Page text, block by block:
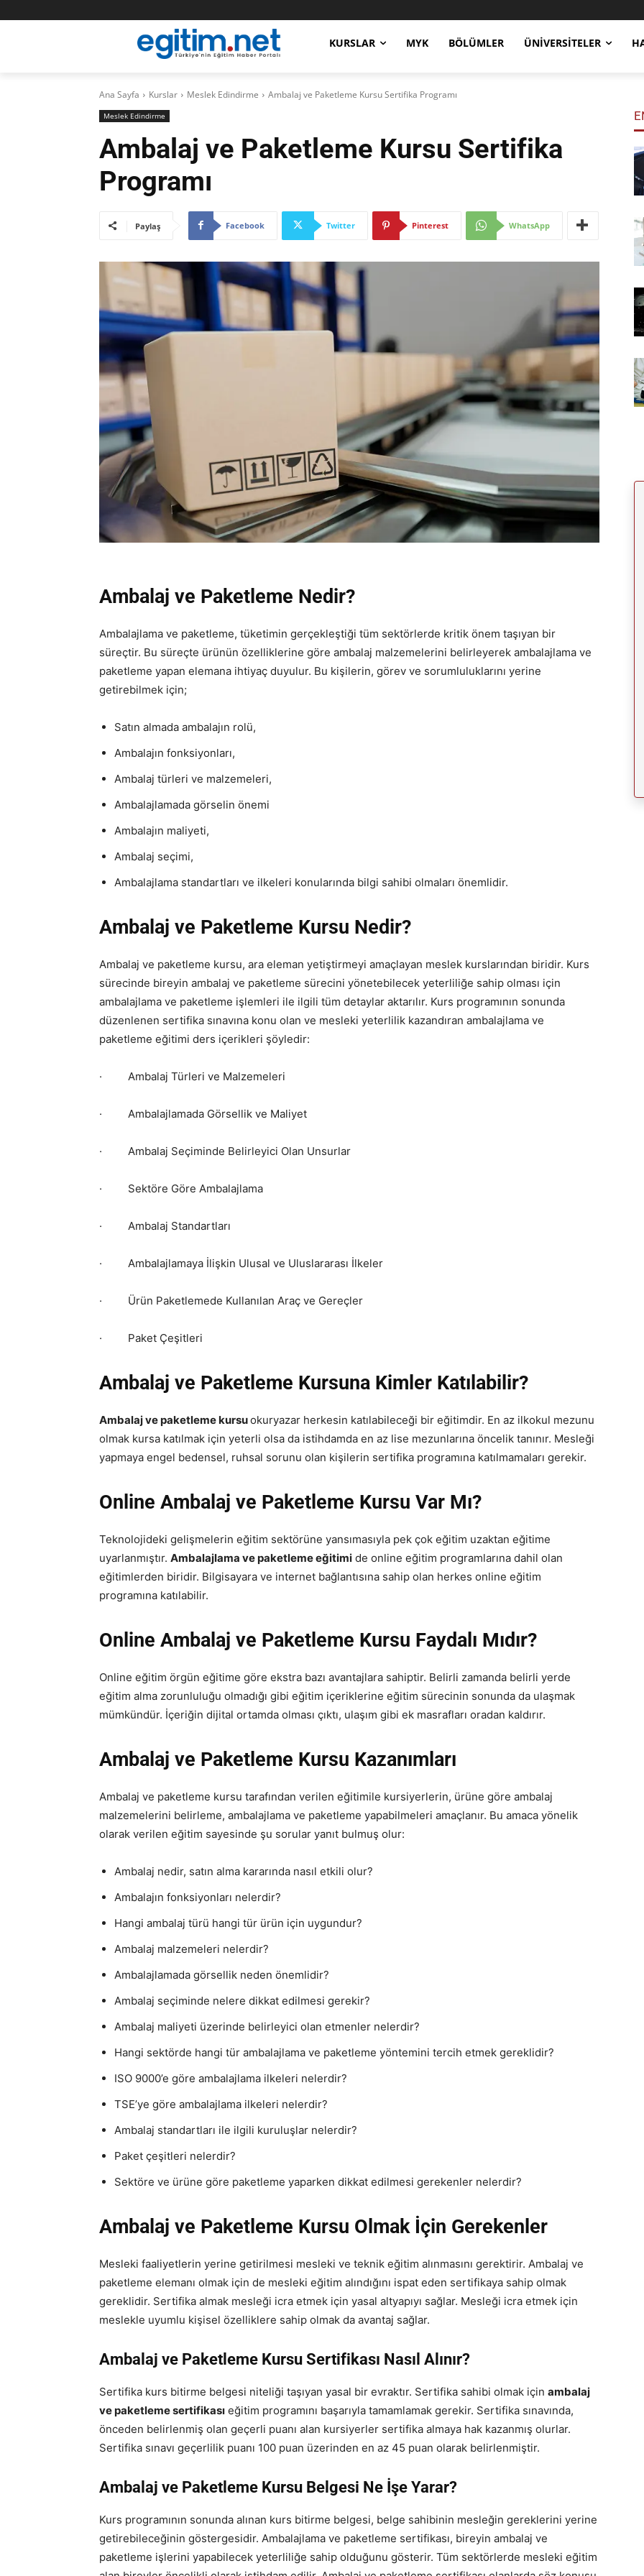
KURSLAR MYK BÖLÜMLER ÜNIVERSITELER
Ana Sayfa Kurslar Meslek Edindirme Ambalaj ve Paketleme Kursu Sertifika Programı
Meslek Edindirme
Ambalaj ve Paketleme Kursu Sertifika
Programı
Paylaş Facebook Twitter Pinterest WhatsApp
Ambalaj ve Paketleme Nedir?
Ambalajlama ve paketleme, tüketimin gerçekleştiği tüm sektörlerde kritik önem taşıyan bir
süreçtir. Bu süreçte ürünün özelliklerine göre ambalaj malzemelerini belirleyerek ambalajlama ve
paketleme yapan elemana ihtiyaç duyulur. Bu kişilerin, görev ve sorumluluklarını yerine
getirebilmek için;
Satın almada ambalajın rolü,
Ambalajın fonksiyonları,
Ambalaj türleri ve malzemeleri,
Ambalajlamada görselin önemi
Ambalajın maliyeti,
Ambalaj seçimi,
Ambalajlama standartları ve ilkeleri konularında bilgi sahibi olmaları önemlidir.
Ambalaj ve Paketleme Kursu Nedir?
Ambalaj ve paketleme kursu, ara eleman yetiştirmeyi amaçlayan meslek kurslarından biridir. Kurs
sürecinde bireyin ambalaj ve paketleme sürecini yönetebilecek yeterliliğe sahip olması için
ambalajlama ve paketleme işlemleri ile ilgili tüm detaylar aktarılır. Kurs programının sonunda
düzenlenen sertifika sınavına konu olan ve mesleki yeterlilik kazandıran ambalajlama ve
paketleme eğitimi ders içerikleri şöyledir:
· Ambalaj Türleri ve Malzemeleri
· Ambalajlamada Görsellik ve Maliyet
· Ambalaj Seçiminde Belirleyici Olan Unsurlar
· Sektöre Göre Ambalajlama
· Ambalaj Standartları
· Ambalajlamaya İlişkin Ulusal ve Uluslararası İlkeler
· Ürün Paketlemede Kullanılan Araç ve Gereçler
· Paket Çeşitleri
Ambalaj ve Paketleme Kursuna Kimler Katılabilir?
Ambalaj ve paketleme kursuokuryazar herkesin katılabileceği bir eğitimdir. En az ilkokul mezunu
olmak kursa katılmak için yeterli olsa da istihdamda en az lise mezunlarına öncelik tanınır. Mesleği
yapmaya engel bedensel, ruhsal sorunu olan kişilerin sertifika programına katılmamaları gerekir.
Online Ambalaj ve Paketleme Kursu Var Mı?
Teknolojideki gelişmelerin eğitim sektörüne yansımasıyla pek çok eğitim uzaktan eğitime
uyarlanmıştır. Ambalajlama ve paketleme eğitimi de online eğitim programlarına dahil olan
eğitimlerden biridir. Bilgisayara ve internet bağlantısına sahip olan herkes online eğitim
programına katılabilir.
Online Ambalaj ve Paketleme Kursu Faydalı Mıdır?
Online eğitim örgün eğitime göre ekstra bazı avantajlara sahiptir. Belirli zamanda belirli yerde
eğitim alma zorunluluğu olmadığı gibi eğitim içeriklerine eğitim sürecinin sonunda da ulaşmak
mümkündür. İçeriğin dijital ortamda olması çıktı, ulaşım gibi ek masrafları oradan kaldırır.
Ambalaj ve Paketleme Kursu Kazanımları
Ambalaj ve paketleme kursu tarafından verilen eğitimile kursiyerlerin, ürüne göre ambalaj
malzemelerini belirleme, ambalajlama ve paketleme yapabilmeleri amaçlanır. Bu amaca yönelik
olarak verilen eğitim sayesinde şu sorular yanıt bulmuş olur:
Ambalaj nedir, satın alma kararında nasıl etkili olur?
Ambalajın fonksiyonları nelerdir?
Hangi ambalaj türü hangi tür ürün için uygundur?
Ambalaj malzemeleri nelerdir?
Ambalajlamada görsellik neden önemlidir?
Ambalaj seçiminde nelere dikkat edilmesi gerekir?
Ambalaj maliyeti üzerinde belirleyici olan etmenler nelerdir?
Hangi sektörde hangi tür ambalajlama ve paketleme yöntemini tercih etmek gereklidir?
ISO 9000’e göre ambalajlama ilkeleri nelerdir?
TSE’ye göre ambalajlama ilkeleri nelerdir?
Ambalaj standartları ile ilgili kuruluşlar nelerdir?
Paket çeşitleri nelerdir?
Sektöre ve ürüne göre paketleme yaparken dikkat edilmesi gerekenler nelerdir?
Ambalaj ve Paketleme Kursu Olmak İçin Gerekenler
Mesleki faaliyetlerin yerine getirilmesi mesleki ve teknik eğitim alınmasını gerektirir. Ambalaj ve
paketleme elemanı olmak için de mesleki eğitim alındığını ispat eden sertifikaya sahip olmak
gereklidir. Sertifika almak mesleği icra etmek için yasal altyapıyı sağlar. Mesleği icra etmek için
meslekle uyumlu kişisel özelliklere sahip olmak da avantaj sağlar.
Ambalaj ve Paketleme Kursu Sertifikası Nasıl Alınır?
Sertifika kurs bitirme belgesi niteliği taşıyan yasal bir evraktır. Sertifika sahibi olmak için ambalaj
ve paketleme sertifikası eğitim programını başarıyla tamamlamak gerekir. Sertifika sınavında,
önceden belirlenmiş olan geçerli puanı alan kursiyerler sertifika almaya hak kazanmış olurlar.
Sertifika sınavı geçerlilik puanı 100 puan üzerinden en az 45 puan olarak belirlenmiştir.
Ambalaj ve Paketleme Kursu Belgesi Ne İşe Yarar?
Kurs programının sonunda alınan kurs bitirme belgesi, belge sahibinin mesleğin gereklerini yerine
getirebileceğinin göstergesidir. Ambalajlama ve paketleme sertifikası, bireyin ambalaj ve
paketleme işlerini yapabilecek yeterliliğe sahip olduğunu gösterir. Tüm sektörlerde mesleki eğitim